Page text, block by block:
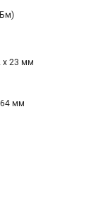
x 23 мм
мм